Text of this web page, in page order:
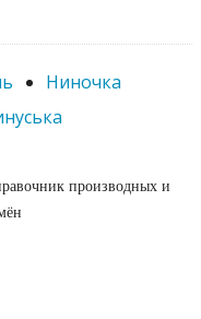
Ниночка
производных и